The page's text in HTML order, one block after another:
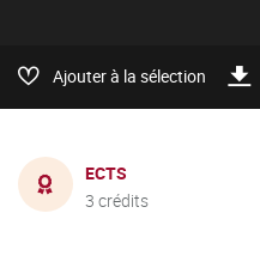
Ajouter à la sélection
ECTS
3 crédits